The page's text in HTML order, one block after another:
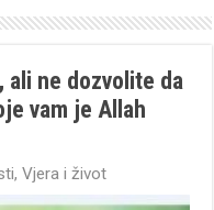
ali ne dozvolite da
vam je Allah
,Vjera i život